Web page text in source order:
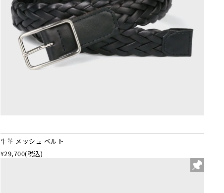
牛革 メッシュ ベルト
¥29,700(税込)